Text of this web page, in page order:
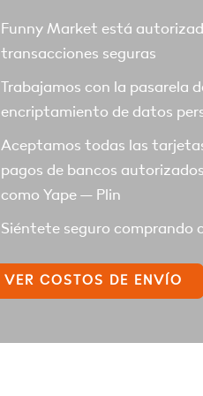
Funny Market está
transacciones seguras
Trabajamos con la pasarela
encriptamiento de datos
Aceptamos todas las
pagos de bancos
como Yape – Plin
Siéntete seguro comprando
VER COSTOS DE ENVÍO